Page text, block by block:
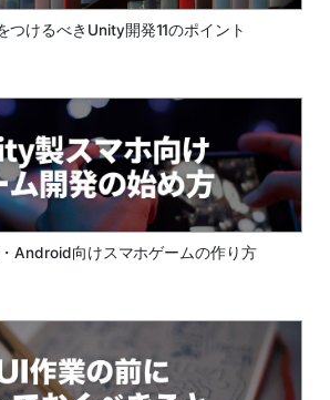
つけるべきUnity開発11のポイント
・Android向けスマホゲームの作り方